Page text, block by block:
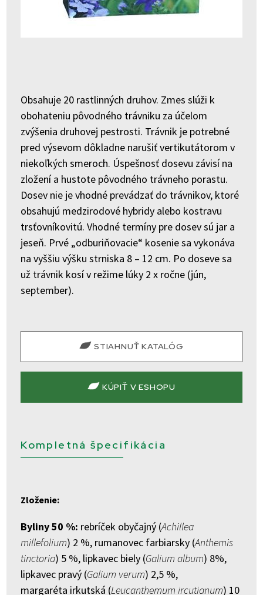
Obsahuje 20 rastlinných druhov. Zmes slúži k
obohateniu pôvodného trávniku za účelom
zvýšenia druhovej pestrosti. Trávnik je potrebné
pred výsevom dôkladne narušiť vertikutátorom v
niekoľkých smeroch. Úspešnosť dosevu závisí na
zložení a hustote pôvodného trávneho porastu.
Dosev nie je vhodné prevádzať do trávnikov, ktoré
obsahujú medzirodové hybridy alebo kostravu
trsťovníkovitú. Vhodné termíny pre dosev sú jar a
jeseň. Prvé „odburiňovacie“ kosenie sa vykonáva
na vyššiu výšku strniska 8 – 12 cm. Po doseve sa
už trávnik kosí v režime lúky 2 x ročne (jún,
september).
STIAHNUŤ KATALÓG
KÚPIŤ V ESHOPU
Kompletná špecifikácia
Zloženie:
Byliny 50 %: rebríček obyčajný (Achillea
millefolium) 2 %, rumanovec farbiarsky (Anthemis
tinctoria) 5 %, lipkavec biely (Galium album) 8%,
lipkavec pravý (Galium verum) 2,5 %,
margaréta irkutská (Leucanthemum ircutianum) 10